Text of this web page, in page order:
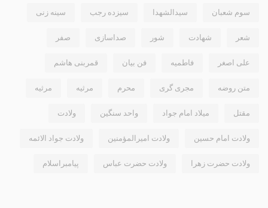
سوم شعبان سیدالشهدا سیزده رجب سینه زنی
شعر شهادت شور صداسازی صفر
علی اصغر فاطمیه فن بیان قمربنی هاشم
متن روضه مجری گری محرم مرثيه مرثیه
مقتل میلاد امام جواد واحد سنگین ولادت
ولادت امام حسین ولادت امیرالمؤمنین ولادت جواد الائمه
ولادت حضرت زهرا ولادت حضرت عباس پیامبراسلام